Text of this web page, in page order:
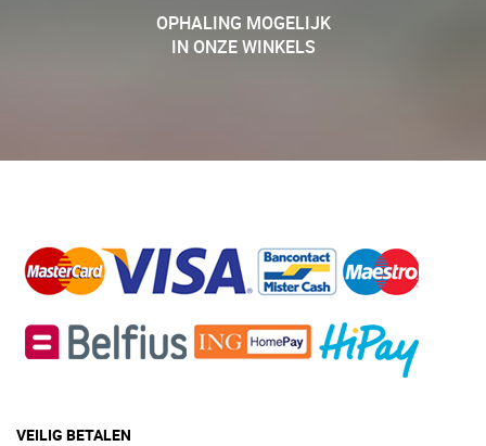
OPHALING MOGELIJK
IN ONZE WINKELS
VEILIG BETALEN